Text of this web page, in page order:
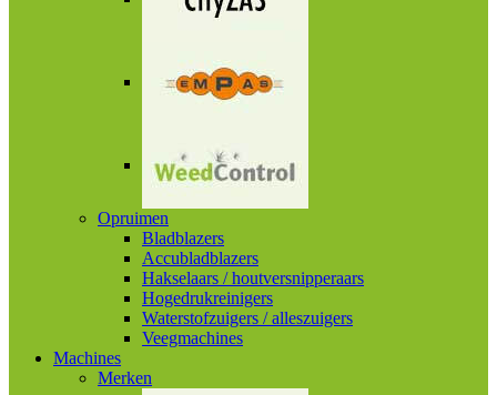
Opruimen
Bladblazers
Accubladblazers
Hakselaars / houtversnipperaars
Hogedrukreinigers
Waterstofzuigers / alleszuigers
Veegmachines
Machines
Merken